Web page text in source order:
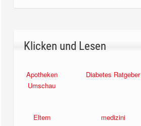
Klicken und Lesen
Apotheken
Umschau
Diabetes Ratgeber
Eltern medizini